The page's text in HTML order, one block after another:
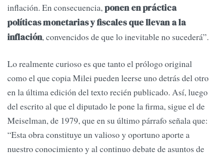
inflación. En consecuencia,ponen en práctica
políticas monetarias y fiscales que llevan a la
inflación, convencidos de que lo inevitable no sucederá”.
Lo realmente curioso es que tanto el prólogo original
como el que copia Milei pueden leerse uno detrás del otro
en la última edición del texto recién publicado. Así, luego
del escrito al que el diputado le pone la firma, sigue el de
Meiselman, de 1979, que en su último párrafo señala que:
“Esta obra constituye un valioso y oportuno aporte a
nuestro conocimiento y al continuo debate de asuntos de